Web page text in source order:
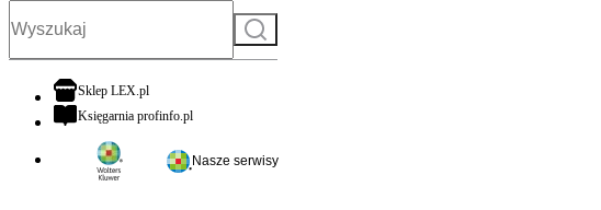
Szukaj
Sklep LEX.plotwiera się w nowej karcie
Księgarnia profinfo.plotwiera się w nowej karcie
Nasze serwisy